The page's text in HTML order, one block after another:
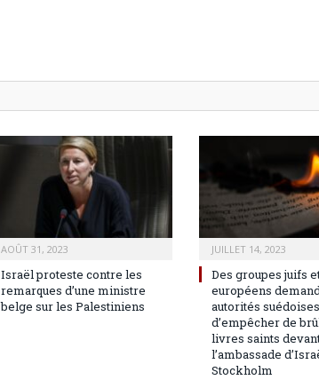
AOÛT 31, 2023
Israël proteste contre les
remarques d’une ministre
belge sur les Palestiniens
JUILLET 14, 2023
Des groupes juifs
européens
autorités suédoises
d’empêcher de
livres saints
l’ambassade
Stockholm